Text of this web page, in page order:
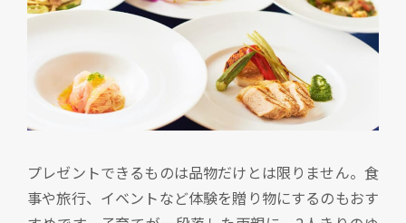
プレゼントできるものは品物だけとは限りません。食
事や旅行、イベントなど体験を贈り物にするのもおす